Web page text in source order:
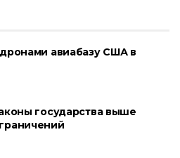
авиабазу США в
государства выше